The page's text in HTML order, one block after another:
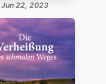
Jun 22, 2023